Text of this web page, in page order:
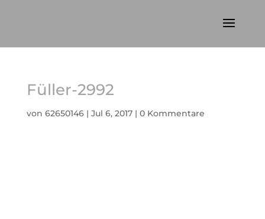
Füller-2992
von 62650146| Jul 6, 2017| 0 Kommentare